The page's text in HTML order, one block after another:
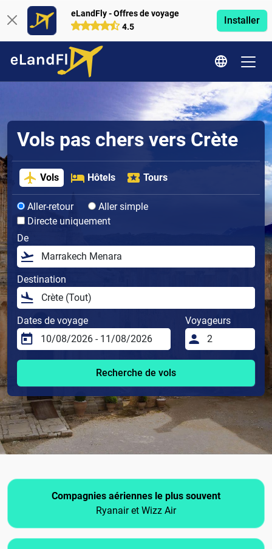
eLandFly - Offres de voyage
4.5
Installer
Vols pas chers vers Crète
Vols Hôtels Tours
Aller-retour
Aller simple
Directe uniquement
De
Destination
Dates de voyage Voyageurs
Recherche de vols
Compagnies aériennes le plus souvent
Ryanair et Wizz Air